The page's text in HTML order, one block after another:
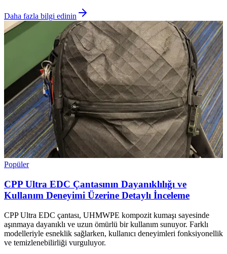
Daha fazla bilgi edinin
Popüler
CPP Ultra EDC Çantasının Dayanıklılığı ve
Kullanım Deneyimi Üzerine Detaylı İnceleme
CPP Ultra EDC çantası, UHMWPE kompozit kumaşı sayesinde
aşınmaya dayanıklı ve uzun ömürlü bir kullanım sunuyor. Farklı
modelleriyle esneklik sağlarken, kullanıcı deneyimleri fonksiyonellik
ve temizlenebilirliği vurguluyor.